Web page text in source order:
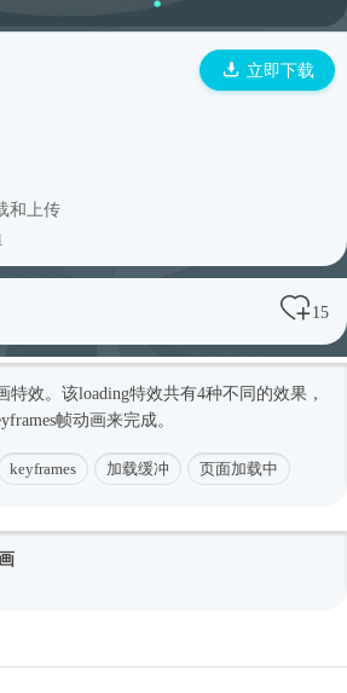
立即下载
和上传
15
特效。该loading特效共有4种不同的效果，
帧动画来完成。
keyframes 加载缓冲 页面加载中